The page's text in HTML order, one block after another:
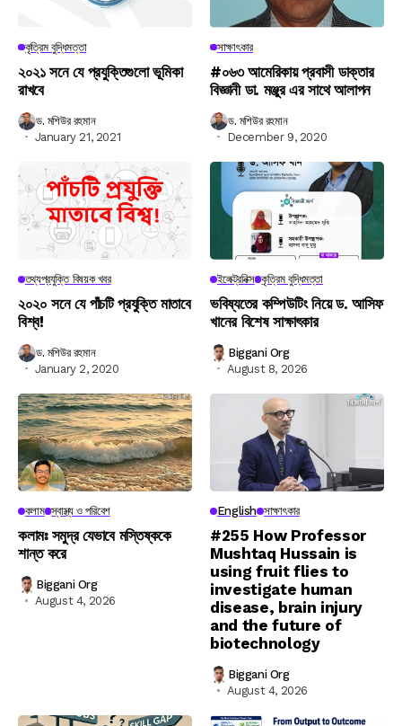
কৃত্রিম বুদ্ধিমত্তা
২০২১ সনে যে প্রযুক্তিগুলো ভূমিকা
রাখবে
ড. মশিউর রহমান
January 21, 2021
সাক্ষাৎকার
#০৬৩ আমেরিকায় প্রবাসী ডাক্তার
বিজ্ঞানী ডা. মঞ্জুর এর সাথে আলাপন
ড. মশিউর রহমান
December 9, 2020
তথ্যপ্রযুক্তি বিষয়ক খবর
২০২০ সনে যে পাঁচটি প্রযুক্তি মাতাবে
বিশ্ব!
ড. মশিউর রহমান
January 2, 2020
ইলেক্ট্রনিক্স কৃত্রিম বুদ্ধিমত্তা
ভবিষ্যতের কম্পিউটিং নিয়ে ড. আসিফ
খানের বিশেষ সাক্ষাৎকার
Biggani Org
August 8, 2026
কলাম স্বাস্থ্য ও পরিবেশ
কলামঃ সমুদ্র যেভাবে মস্তিষ্ককে
শান্ত করে
Biggani Org
August 4, 2026
English সাক্ষাৎকার
#255 How Professor
Mushtaq Hussain is
using fruit flies to
investigate human
disease, brain injury
and the future of
biotechnology
Biggani Org
August 4, 2026